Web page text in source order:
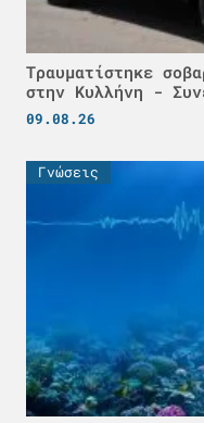
Τραυματίστηκε
στην Κυλλήνη -
09.08.26
Γνώσεις